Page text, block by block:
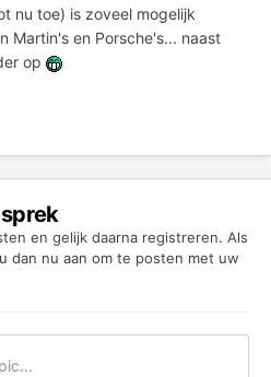
nu toe) is zoveel mogelijk
Martin's en Porsche's... naast
op
en gelijk daarna registreren. Als
dan nu aan om te posten met uw